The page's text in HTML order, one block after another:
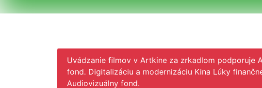
Uvádzanie filmov v Artkine za zrkadlom podporuje
fond. Digitalizáciu a modernizáciu Kina Lúky
Audiovizuálny fond.